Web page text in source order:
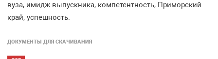
вуза, имидж выпускника, компетентность, Приморский
край, успешность.
ДОКУМЕНТЫ ДЛЯ СКАЧИВАНИЯ